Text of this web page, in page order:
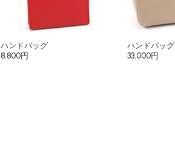
ハンドバッグ
8,800円
ハンドバッグ
33,000円